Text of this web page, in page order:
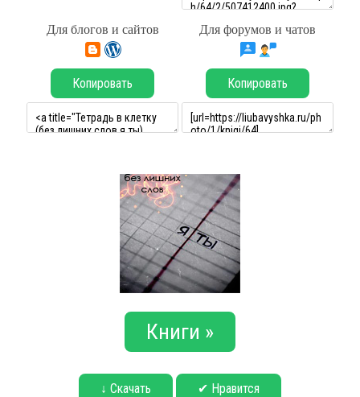
Для блогов и сайтов Для форумов и чатов
Копировать Копировать
Книги »
↓ Скачать ✔ Нравится